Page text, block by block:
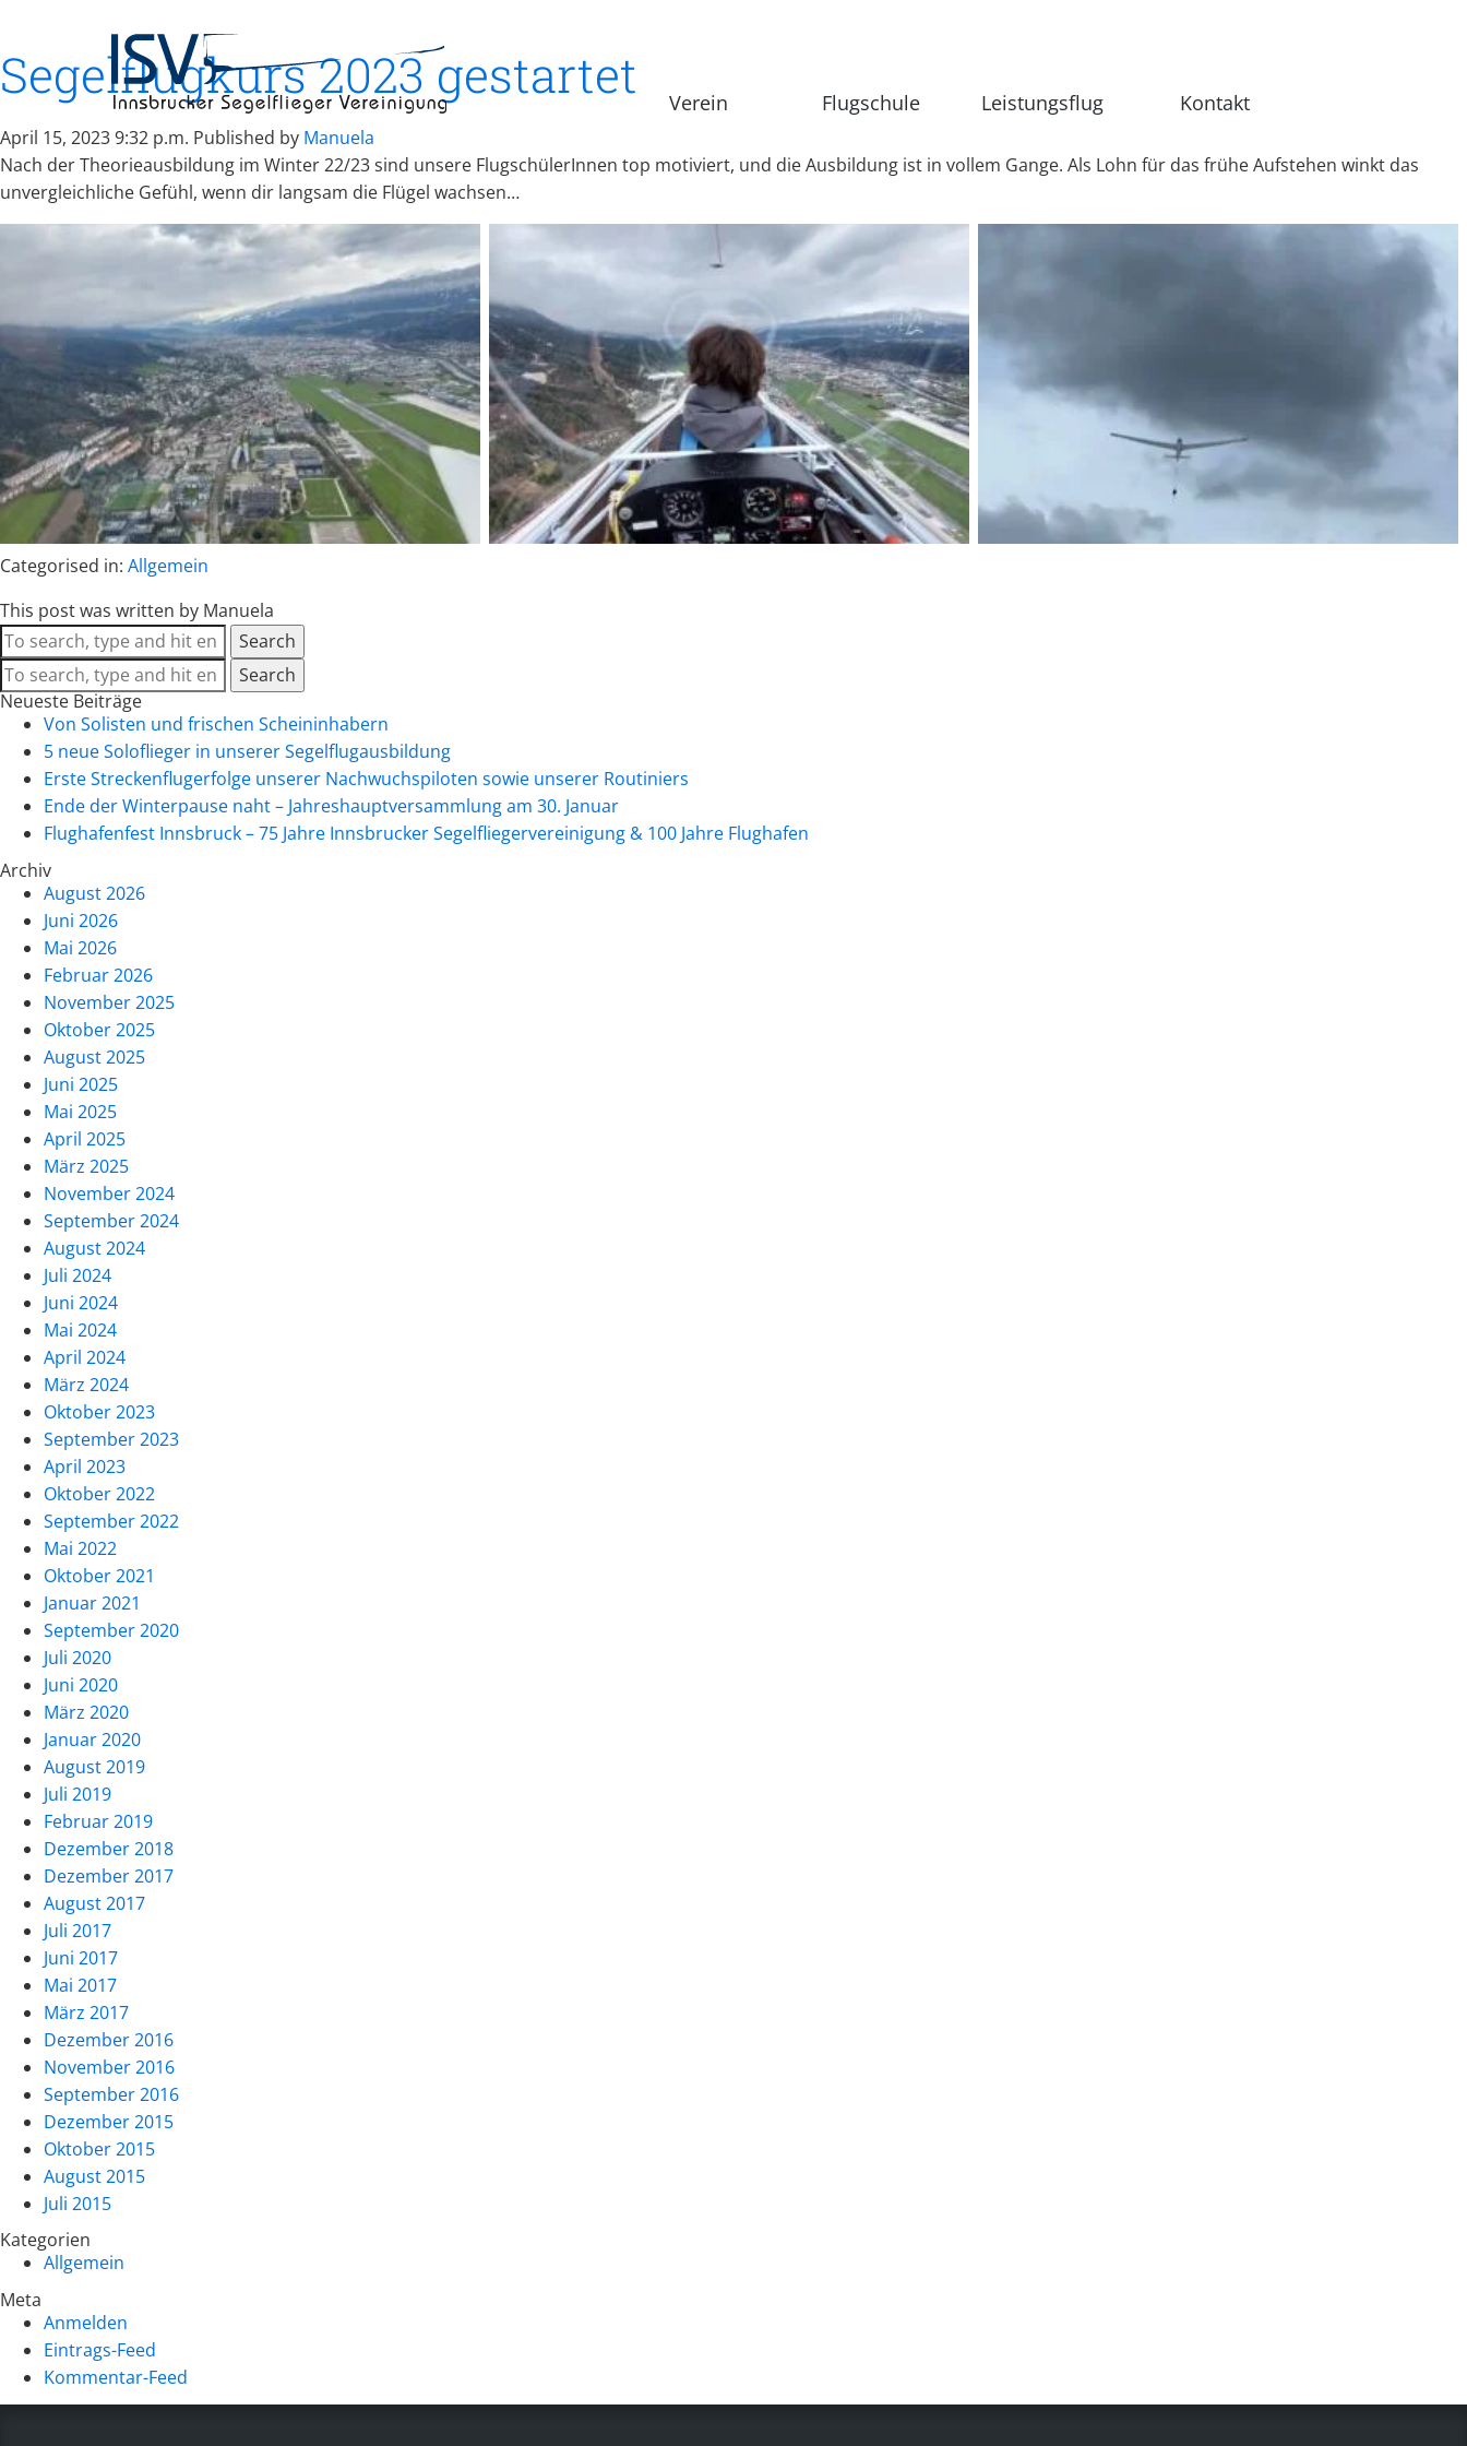
Verein Flugschule Leistungsflug Kontakt
Segelflugkurs 2023 gestartet
April 15, 2023 9:32 p.m. Published by Manuela
Nach der Theorieausbildung im Winter 22/23 sind unsere FlugschülerInnen top motiviert, und die Ausbildung ist in vollem Gange. Als Lohn für das frühe Aufstehen winkt das
unvergleichliche Gefühl, wenn dir langsam die Flügel wachsen…
Categorised in: Allgemein
This post was written by Manuela
Search
Search
Neueste Beiträge
Von Solisten und frischen Scheininhabern
5 neue Soloflieger in unserer Segelflugausbildung
Erste Streckenflugerfolge unserer Nachwuchspiloten sowie unserer Routiniers
Ende der Winterpause naht – Jahreshauptversammlung am 30. Januar
Flughafenfest Innsbruck – 75 Jahre Innsbrucker Segelfliegervereinigung & 100 Jahre Flughafen
Archiv
August 2026
Juni 2026
Mai 2026
Februar 2026
November 2025
Oktober 2025
August 2025
Juni 2025
Mai 2025
April 2025
März 2025
November 2024
September 2024
August 2024
Juli 2024
Juni 2024
Mai 2024
April 2024
März 2024
Oktober 2023
September 2023
April 2023
Oktober 2022
September 2022
Mai 2022
Oktober 2021
Januar 2021
September 2020
Juli 2020
Juni 2020
März 2020
Januar 2020
August 2019
Juli 2019
Februar 2019
Dezember 2018
Dezember 2017
August 2017
Juli 2017
Juni 2017
Mai 2017
März 2017
Dezember 2016
November 2016
September 2016
Dezember 2015
Oktober 2015
August 2015
Juli 2015
Kategorien
Allgemein
Meta
Anmelden
Eintrags-Feed
Kommentar-Feed